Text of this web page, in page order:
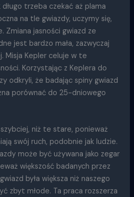
trzeba czekać aż plama
na tle gwiazdy, uczymy się,
Zmiana jasności gwiazd ze
jest bardzo mała, zazwyczaj
Misja Kepler celuje w te
Korzystając z Keplera do
odkryli, że badając spiny gwiazd
porównać do 25-dniowego
niż te stare, ponieważ
swój ruch, podobnie jak ludzie.
może być używana jako zegar
większość badanych przez
była większa niż naszego
zbyt młode. Ta praca rozszerza